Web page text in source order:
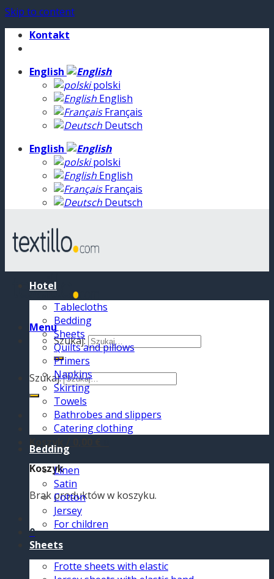
Skip to content
Kontakt
English
polski
English
Français
Deutsch
English
polski
English
Français
Deutsch
Menu
Szukaj:
Szukaj:
Koszyk /
Koszyk
Brak produktów w koszyku.
0
Hotel
Tablecloths
Bedding
Sheets
Quilts and pillows
Primers
Napkins
Skirting
Towels
Bathrobes and slippers
Catering clothing
Bedding
Linen
Satin
Cotton
Jersey
For children
Sheets
Frotte sheets with elastic